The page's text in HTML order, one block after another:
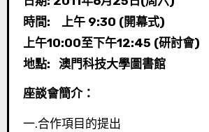
時間: 上午 9:30 (開幕式)
上午10:00至下午12:45 (研討會)
地點: 澳門科技大學圖書館
座談會簡介：
一.合作項目的提出